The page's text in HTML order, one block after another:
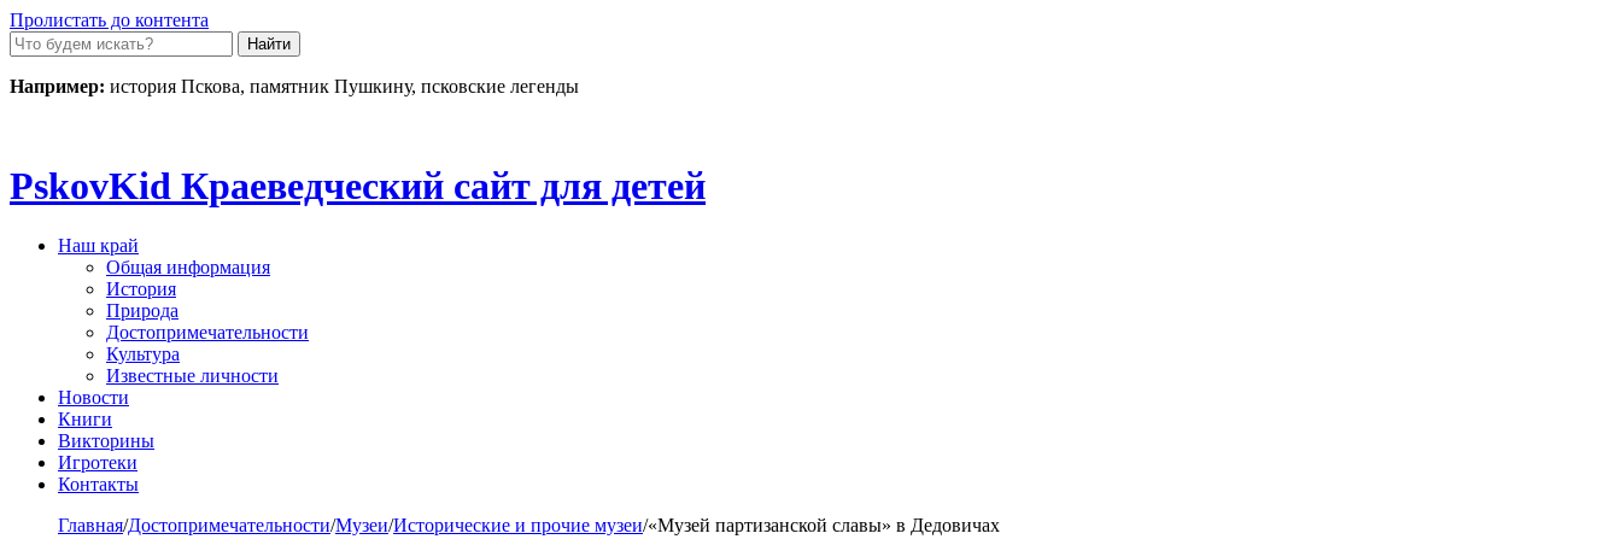
Пролистать до контента
Например: история Пскова, памятник Пушкину, псковские легенды
PskovKid Краеведческий сайт для детей
Наш край
Общая информация
История
Природа
Достопримечательности
Культура
Известные личности
Новости
Книги
Викторины
Игротеки
Контакты
Главная/Достопримечательности/Музеи/Исторические и прочие музеи/«Музей партизанской славы» в Дедовичах